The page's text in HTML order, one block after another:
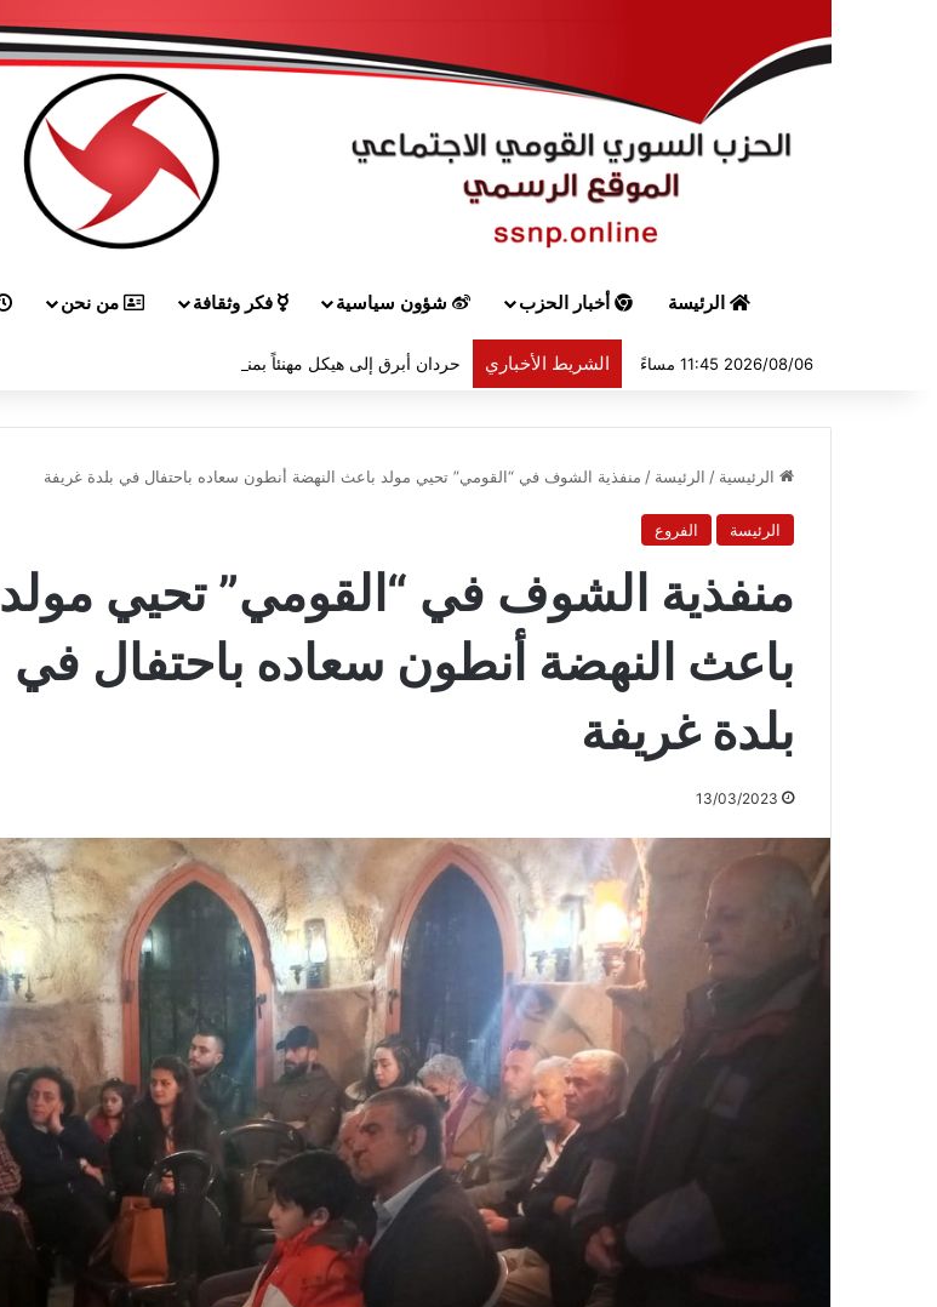
الرئيسة أخبار الحزب شؤون سياسية فكر وثقافة من نحن
2026/08/06 11:45 مساءً الشريط الأخباري حردان أبرق إلى هيكل مهنئاً بمناسبة عيد الجيش
الرئيسية / الرئيسة / منفذية الشوف في “القومي” تحيي مولد باعث النهضة أنطون سعاده باحتفال في بلدة غريفة
الرئيسة الفروع
منفذية الشوف في “القومي” تحيي مولد
باعث النهضة أنطون سعاده باحتفال في
بلدة غريفة
13/03/2023